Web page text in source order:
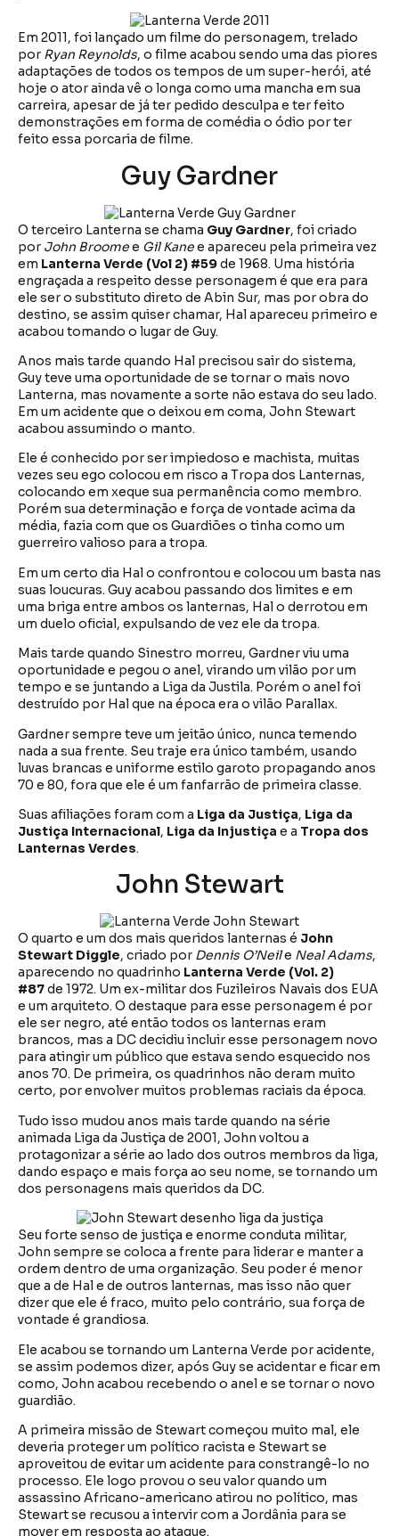
Em 2011, foi lançado um filme do personagem, trelado
por Ryan Reynolds, o filme acabou sendo uma das piores
adaptações de todos os tempos de um super-herói, até
hoje o ator ainda vê o longa como uma mancha em sua
carreira, apesar de já ter pedido desculpa e ter feito
demonstrações em forma de comédia o ódio por ter
feito essa porcaria de filme.
Guy Gardner
O terceiro Lanterna se chama Guy Gardner, foi criado
por John Broomee Gil Kanee apareceu pela primeira vez
em Lanterna Verde (Vol 2) #59de 1968. Uma história
engraçada a respeito desse personagem é que era para
ele ser o substituto direto de Abin Sur, mas por obra do
destino, se assim quiser chamar, Hal apareceu primeiro e
acabou tomando o lugar de Guy.
Anos mais tarde quando Hal precisou sair do sistema,
Guy teve uma oportunidade de se tornar o mais novo
Lanterna, mas novamente a sorte não estava do seu lado.
Em um acidente que o deixou em coma, John Stewart
acabou assumindo o manto.
Ele é conhecido por ser impiedoso e machista, muitas
vezes seu ego colocou em risco a Tropa dos Lanternas,
colocando em xeque sua permanência como membro.
Porém sua determinação e força de vontade acima da
média, fazia com que os Guardiões o tinha como um
guerreiro valioso para a tropa.
Em um certo dia Hal o confrontou e colocou um basta nas
suas loucuras. Guy acabou passando dos limites e em
uma briga entre ambos os lanternas, Hal o derrotou em
um duelo oficial, expulsando de vez ele da tropa.
Mais tarde quando Sinestro morreu, Gardner viu uma
oportunidade e pegou o anel, virando um vilão por um
tempo e se juntando a Liga da Justila. Porém o anel foi
destruído por Hal que na época era o vilão Parallax.
Gardner sempre teve um jeitão único, nunca temendo
nada a sua frente. Seu traje era único também, usando
luvas brancas e uniforme estilo garoto propagando anos
70 e 80, fora que ele é um fanfarrão de primeira classe.
Suas afiliações foram com a Liga da Justiça, Liga da
Justiça Internacional, Liga da Injustiça e a Tropa dos
Lanternas Verdes.
John Stewart
O quarto e um dos mais queridos lanternas é John
Stewart Diggle, criado por Dennis O’Neile Neal Adams,
aparecendo no quadrinho Lanterna Verde (Vol. 2)
#87de 1972. Um ex-militar dos Fuzileiros Navais dos EUA
e um arquiteto. O destaque para esse personagem é por
ele ser negro, até então todos os lanternas eram
brancos, mas a DC decidiu incluir esse personagem novo
para atingir um público que estava sendo esquecido nos
anos 70. De primeira, os quadrinhos não deram muito
certo, por envolver muitos problemas raciais da época.
Tudo isso mudou anos mais tarde quando na série
animada Liga da Justiça de 2001, John voltou a
protagonizar a série ao lado dos outros membros da liga,
dando espaço e mais força ao seu nome, se tornando um
dos personagens mais queridos da DC.
Seu forte senso de justiça e enorme conduta militar,
John sempre se coloca a frente para liderar e manter a
ordem dentro de uma organização. Seu poder é menor
que a de Hal e de outros lanternas, mas isso não quer
dizer que ele é fraco, muito pelo contrário, sua força de
vontade é grandiosa.
Ele acabou se tornando um Lanterna Verde por acidente,
se assim podemos dizer, após Guy se acidentar e ficar em
como, John acabou recebendo o anel e se tornar o novo
guardião.
A primeira missão de Stewart começou muito mal, ele
deveria proteger um político racista e Stewart se
aproveitou de evitar um acidente para constrangê-lo no
processo. Ele logo provou o seu valor quando um
assassino Africano-americano atirou no político, mas
Stewart se recusou a intervir com a Jordânia para se
mover em resposta ao ataque.